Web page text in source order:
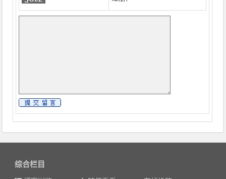
综合栏目